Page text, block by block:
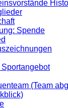
Spende
(Team